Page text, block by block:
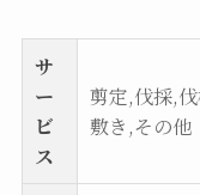
サ
ー
ビ
ス
剪定,伐採,
敷き,その他